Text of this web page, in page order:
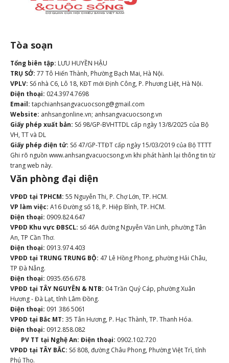
Tòa soạn
Tổng biên tập: LƯU HUYỀN HẬU
TRỤ SỞ: 77 Tô Hiến Thành, Phường Bạch Mai, Hà Nội.
VPLV: Số nhà C6, Lô 18, KĐT mới Định Công, P. Phương Liệt, Hà Nội.
Điện thoại: 024.3974.7698
Email: tapchianhsangvacuocsong@gmail.com
Website: anhsangonline.vn; anhsangvacuocsong.vn
Giấy phép xuất bản: Số 98/GP-BVHTTDL cấp ngày 13/8/2025 của Bộ
VH, TT và DL
Giấy phép điện tử: Số 47/GP-TTĐT cấp ngày 15/03/2019 của Bộ TTTT
Ghi rõ nguồn www.anhsangvacuocsong.vn khi phát hành lại thông tin từ
trang web này.
Văn phòng đại diện
VPĐD tại TPHCM: 55 Nguyễn Thi, P. Chợ Lớn, TP. HCM.
VP làm việc: A16 Đường số 18, P. Hiệp Bình, TP. HCM.
Điện thoại: 0909.824.647
VPĐD Khu vực ĐBSCL: số 46A đường Nguyễn Văn Linh, phường Tân
An, TP Cần Thơ.
Điện thoại: 0913.974.403
VPĐD tại TRUNG TRUNG BỘ: 47 Lê Hồng Phong, phường Hải Châu,
TP Đà Nẵng.
Điện thoại: 0935.656.678
VPĐD tại TÂY NGUYÊN & NTB: 04 Trần Quý Cáp, phường Xuân
Hương - Đà Lạt, tỉnh Lâm Đồng.
Điện thoại: 091 386 5061
VPĐD tại Bắc MT: 35 Tân Hương, P. Hạc Thành, TP. Thanh Hóa.
Điện thoại: 0912.858.082
PV TT tại Nghệ An: Điện thoại: 0902.102.720
VPĐD tại TÂY BẮC: Số 808, đường Châu Phong, Phường Việt Trì, tỉnh
Phú Thọ.